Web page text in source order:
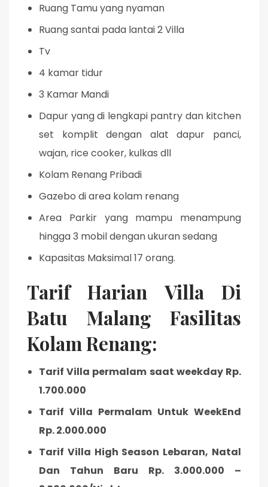
Ruang Tamu yang nyaman
Ruang santai pada lantai 2 Villa
Tv
4 kamar tidur
3 Kamar Mandi
Dapur yang di lengkapi pantry dan kitchen
set komplit dengan alat dapur panci,
wajan, rice cooker, kulkas dll
Kolam Renang Pribadi
Gazebo di area kolam renang
Area Parkir yang mampu menampung
hingga 3 mobil dengan ukuran sedang
Kapasitas Maksimal 17 orang.
Tarif Harian Villa Di
Batu Malang Fasilitas
Kolam Renang:
Tarif Villa permalam saat weekday Rp.
1.700.000
Tarif Villa Permalam Untuk WeekEnd
Rp. 2.000.000
Tarif Villa High Season Lebaran, Natal
Dan Tahun Baru Rp. 3.000.000 –